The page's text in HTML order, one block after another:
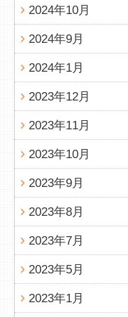
2024年10月
2024年9月
2024年1月
2023年12月
2023年11月
2023年10月
2023年9月
2023年8月
2023年7月
2023年5月
2023年1月